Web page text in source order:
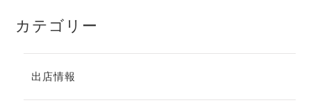
カテゴリー
出店情報